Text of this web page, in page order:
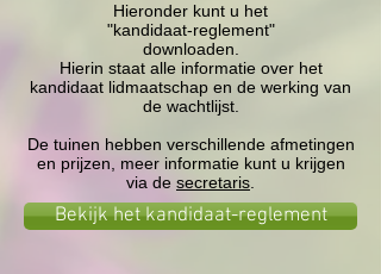
Hieronder kunt u het
"kandidaat-reglement"
downloaden.
Hierin staat alle informatie over het
kandidaat lidmaatschap en de werking van
de wachtlijst.
De tuinen hebben verschillende afmetingen
en prijzen, meer informatie kunt u krijgen
via de secretaris
Bekijk het kandidaat-reglement